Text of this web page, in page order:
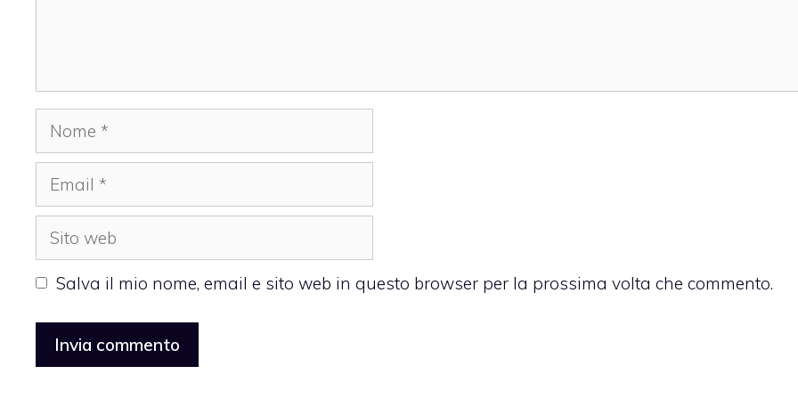
Nome
Email
Sito
web
Salva il mio nome, email e sito web in questo browser per la prossima volta che commento.